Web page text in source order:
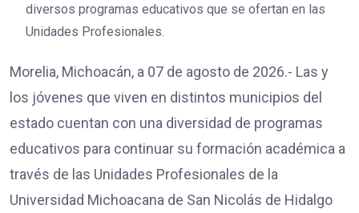
diversos programas educativos que se ofertan en las
Unidades Profesionales.
Morelia, Michoacán, a 07 de agosto de 2026.- Las y
los jóvenes que viven en distintos municipios del
estado cuentan con una diversidad de programas
educativos para continuar su formación académica a
través de las Unidades Profesionales de la
Universidad Michoacana de San Nicolás de Hidalgo